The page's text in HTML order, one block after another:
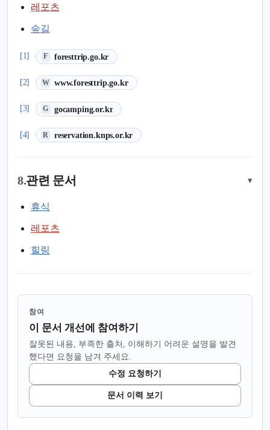
레포츠
숲길
[1] F foresttrip.go.kr
(새 탭에서 열림)
[2] W www.foresttrip.go.kr
(새 탭에서 열림)
[3] G gocamping.or.kr
(새 탭에서 열림)
[4] R reservation.knps.or.kr
(새 탭에서 열림)
8.관련 문서 ▾
휴식
레포츠
힐링
참여
이 문서 개선에 참여하기
잘못된 내용, 부족한 출처, 이해하기 어려운 설명을 발견
했다면 요청을 남겨 주세요.
수정 요청하기
문서 이력 보기